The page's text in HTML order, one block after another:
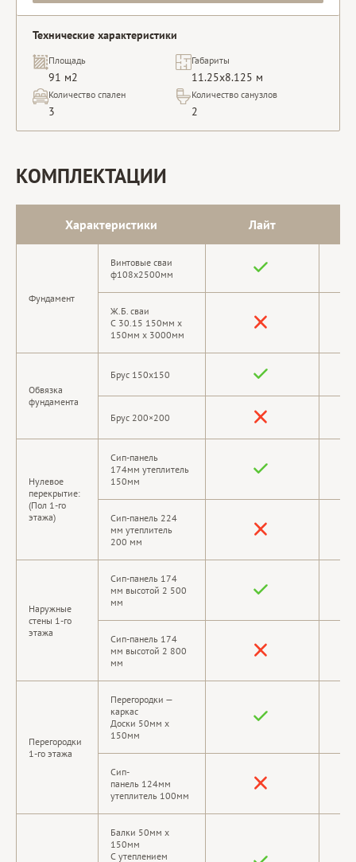
Технические характеристики
Площадь
91 м2
Габариты
11.25x8.125 м
Количество спален
3
Количество санузлов
2
КОМПЛЕКТАЦИИ
Характеристики Лайт
Фундамент
Винтовые сваи
ф108х2500мм
Ж.Б. сваи
С 30.15 150мм х
150мм х 3000мм
Обвязка
фундамента
Брус 150х150
Брус 200×200
Нулевое
перекрытие:
(Пол 1-го
этажа)
Сип-панель
174мм утеплитель
150мм
Сип-панель 224
мм утеплитель
200 мм
Наружные
стены 1-го
этажа
Сип-панель 174
мм высотой 2 500
мм
Сип-панель 174
мм высотой 2 800
мм
Перегородки
1-го этажа
Перегородки —
каркас
Доски 50мм х
150мм
Сип-
панель 124мм
утеплитель 100мм
Балки 50мм х
150мм
С утеплением